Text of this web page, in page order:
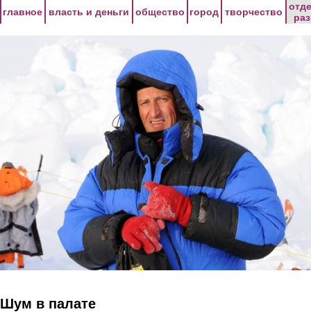
главное власть и деньги общество город творчество
Шум в палате